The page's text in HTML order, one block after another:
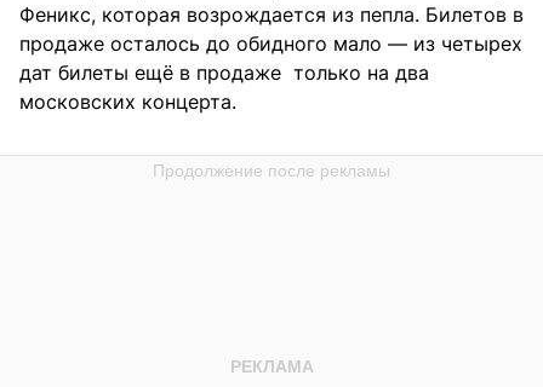
Феникс, которая возрождается из пепла. Билетов в
продаже осталось до обидного мало — из четырех
дат билеты ещё в продаже только на два
московских концерта.